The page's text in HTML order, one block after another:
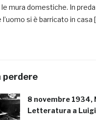
mura domestiche. In preda
l’uomo si è barricato in casa
perdere
8 novembre 1934,
Letteratura a